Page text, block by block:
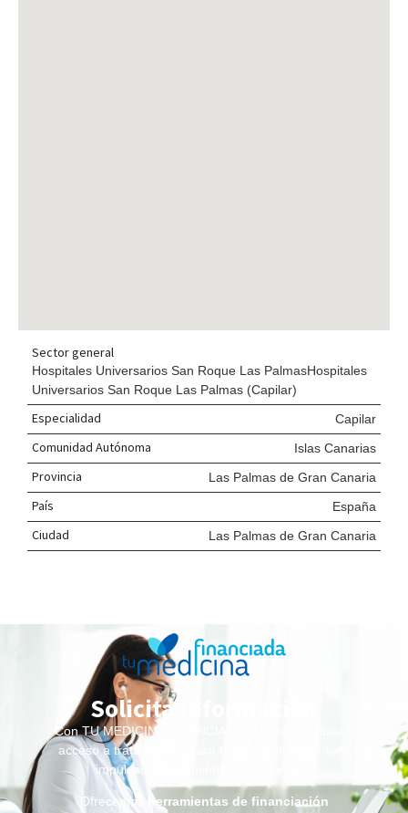
Sector general
Hospitales Universarios San Roque Las PalmasHospitales
Universarios San Roque Las Palmas (Capilar)
Especialidad Capilar
Comunidad Autónoma Islas Canarias
Provincia Las Palmas de Gran Canaria
País España
Ciudad Las Palmas de Gran Canaria
Solicita información
Con TU MEDICINA FINANCIADA, no solo facilitas el
acceso a tratamientos para tus pacientes, también
impulsas el crecimiento de
Ofrecemosherramientas de financiación